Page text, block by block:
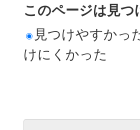
このページは見
見つけやすかっ
けにくかった